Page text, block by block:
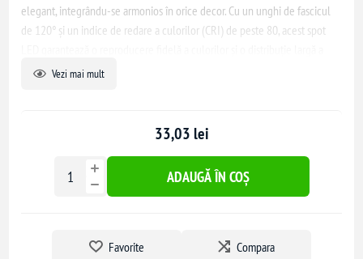
elegant, integrându-se armonios în orice decor. Cu un unghi de fascicul
de 120° și un indice de redare a culorilor (CRI) de peste 80, acest spot
luminii.Vezi mai mult
33,03 lei
ADAUGĂ ÎN COȘ
Favorite Compara